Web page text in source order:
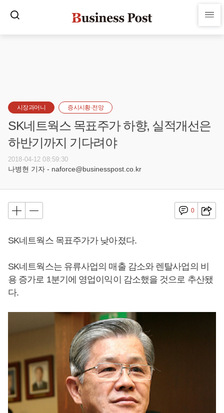
시장과머니 증시시황·전망
SK네트웍스 목표주가 하향, 실적개선은
하반기까지 기다려야
2018-04-12 08:59:30
나병현 기자 - naforce@businesspost.co.kr
0
SK네트웍스 목표주가가 낮아졌다.
SK네트웍스는 유류사업의 매출 감소와 렌탈사업의 비
용 증가로 1분기에 영업이익이 감소했을 것으로 추산됐
다.